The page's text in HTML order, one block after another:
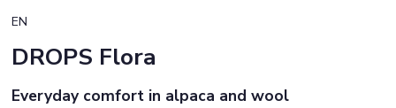
EN
DROPS Flora
Everyday comfort in alpaca and wool